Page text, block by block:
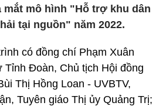
mô hình "Hỗ trợ khu dân
tại nguồn" năm 2022.
có đồng chí Phạm Xuân
Tỉnh Đoàn, Chủ tịch Hội đồng
Thị Hồng Loan - UVBTV,
Tuyên giáo Thị ủy Quảng Trị;